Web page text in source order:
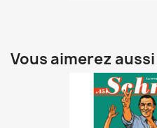
Vous aimerez aussi